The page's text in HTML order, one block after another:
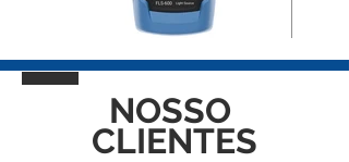
NOSSO
CLIENTES